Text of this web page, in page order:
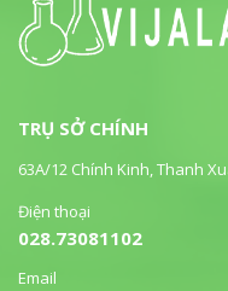
TRỤ SỞ CHÍNH
63A/12 Chính Kinh, Thanh
Điện thoại
028.73081102
Email